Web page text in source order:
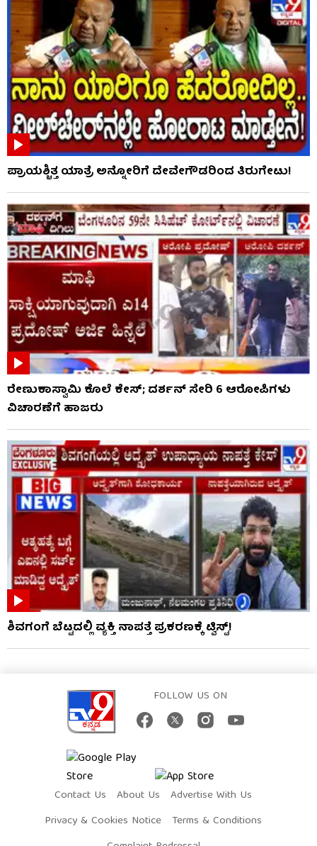
ಪ್ರಾಯಶ್ಚಿತ್ತ ಯಾತ್ರೆ ಅನ್ನೋರಿಗೆ ದೇವೇಗೌಡರಿಂದ ತಿರುಗೇಟು!
ರೇಣುಕಾಸ್ವಾಮಿ ಕೊಲೆ ಕೇಸ್; ದರ್ಶನ್ ಸೇರಿ 6 ಆರೋಪಿಗಳು
ವಿಚಾರಣೆಗೆ ಹಾಜರು
ಶಿವಗಂಗೆ ಬೆಟ್ಟದಲ್ಲಿ ವ್ಯಕ್ತಿ ನಾಪತ್ತೆ ಪ್ರಕರಣಕ್ಕೆ ಟ್ವಿಸ್ಟ್!
FOLLOW US ON
Contact Us About Us
Advertise With Us
Privacy & Cookies Notice
Terms & Conditions